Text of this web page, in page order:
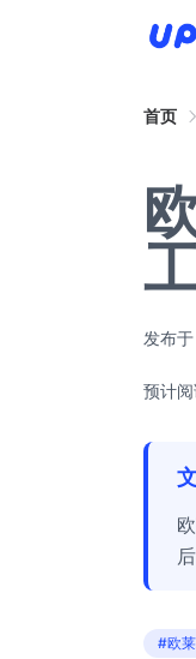
首页
发布于
预计
#欧